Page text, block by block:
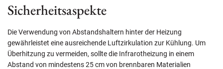
Sicherheitsaspekte
Die Verwendung von Abstandshaltern hinter der Heizung
gewährleistet eine ausreichende Luftzirkulation zur Kühlung. Um
Überhitzung zu vermeiden, sollte die Infrarotheizung in einem
Abstand von mindestens 25 cm von brennbaren Materialien